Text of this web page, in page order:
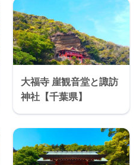
大福寺 崖観音堂と諏訪
神社【千葉県】